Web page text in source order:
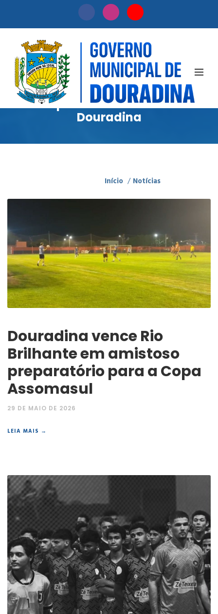
Notícias
Acompanhe as novidades de
Douradina
Início / Notícias
Douradina vence Rio
Brilhante em amistoso
preparatório para a Copa
Assomasul
29 DE MAIO DE 2026
LEIA MAIS →